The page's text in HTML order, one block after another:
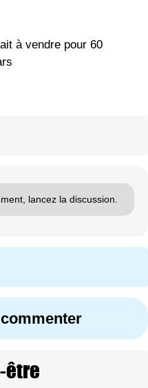
à vendre pour 60
lancez la discussion.
être